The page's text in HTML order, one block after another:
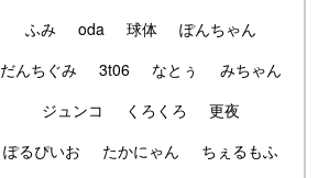
ふみ
oda 球体
ぽんちゃん
だんちぐみ
3t06 なとぅ
みちゃん
ジュンコ
くろくろ
更夜
ぽるぴいお
たかにゃん
ちぇるもふ